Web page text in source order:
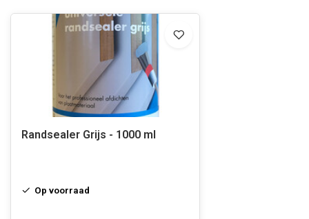
Randsealer Grijs - 1000 ml
Op voorraad